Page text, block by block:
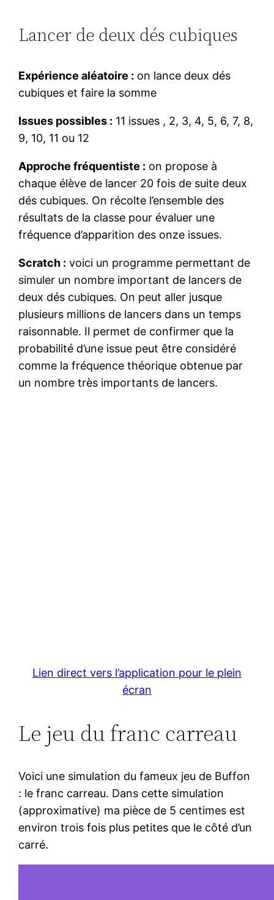
Lancer de deux dés cubiques
Expérience aléatoire : on lance deux dés
cubiques et faire la somme
Issues possibles : 11 issues , 2, 3, 4, 5, 6, 7, 8,
9, 10, 11 ou 12
Approche fréquentiste : on propose à
chaque élève de lancer 20 fois de suite deux
dés cubiques. On récolte l’ensemble des
résultats de la classe pour évaluer une
fréquence d’apparition des onze issues.
Scratch : voici un programme permettant de
simuler un nombre important de lancers de
deux dés cubiques. On peut aller jusque
plusieurs millions de lancers dans un temps
raisonnable. Il permet de confirmer que la
probabilité d’une issue peut être considéré
comme la fréquence théorique obtenue par
un nombre très importants de lancers.
Lien direct vers l’application pour le plein
écran
Le jeu du franc carreau
Voici une simulation du fameux jeu de Buffon
: le franc carreau. Dans cette simulation
(approximative) ma pièce de 5 centimes est
environ trois fois plus petites que le côté d’un
carré.